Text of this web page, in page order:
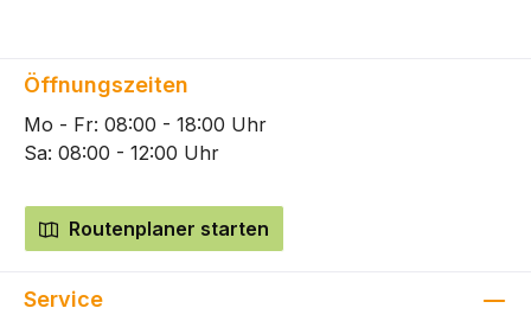
Öffnungszeiten
Mo - Fr: 08:00 - 18:00 Uhr
Sa: 08:00 - 12:00 Uhr
Routenplaner starten
Service